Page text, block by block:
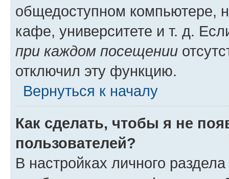
общедоступном компьютере,
кафе, университете и т. д.
при каждом посещении
отключил эту функцию.
Вернуться к началу
Как сделать, чтобы я не
пользователей?
В настройках личного